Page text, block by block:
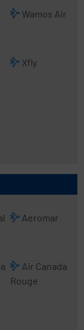
Wamos Air
Xfly
Aeromar
Air Canada
Rouge